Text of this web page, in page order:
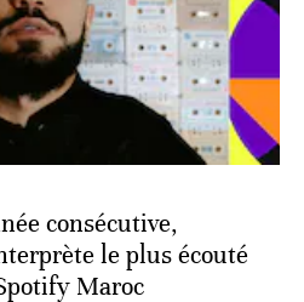
consécutive,
le plus écouté
Maroc